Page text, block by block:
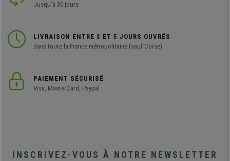
Jusqu'à 30 jours
LIVRAISON ENTRE 3 ET 5 JOURS OUVRÉS
dans toute la France métropolitaine (sauf Corse)
PAIEMENT SÉCURISÉ
Visa, MasterCard, Paypal
INSCRIVEZ-VOUS À NOTRE NEWSLETTER